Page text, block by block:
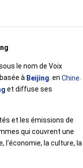
le nom de Voix
à Beijing . en Chine
et diffuse ses
et les émissions de
qui couvrent une
l'économie, la culture, la